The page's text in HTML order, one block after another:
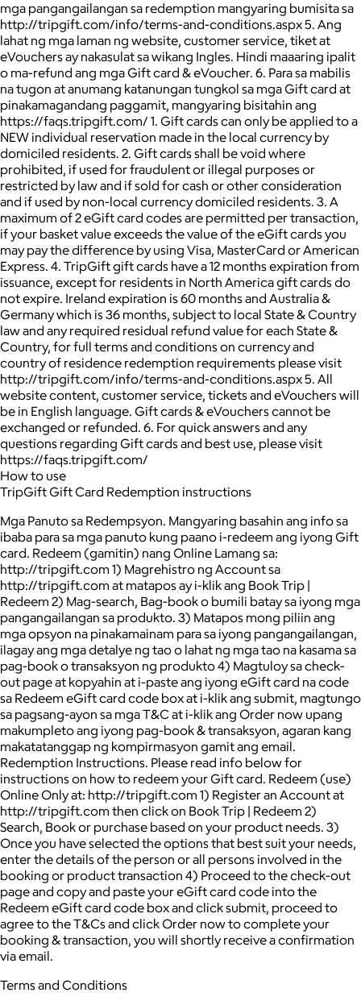
mga pangangailangan sa redemption mangyaring bumisita sa
http://tripgift.com/info/terms-and-conditions.aspx 5. Ang
lahat ng mga laman ng website, customer service, tiket at
eVouchers ay nakasulat sa wikang Ingles. Hindi maaaring ipalit
o ma-refund ang mga Gift card & eVoucher. 6. Para sa mabilis
na tugon at anumang katanungan tungkol sa mga Gift card at
pinakamagandang paggamit, mangyaring bisitahin ang
https://faqs.tripgift.com/ 1. Gift cards can only be applied to a
NEW individual reservation made in the local currency by
domiciled residents. 2. Gift cards shall be void where
prohibited, if used for fraudulent or illegal purposes or
restricted by law and if sold for cash or other consideration
and if used by non-local currency domiciled residents. 3. A
maximum of 2 eGift card codes are permitted per transaction,
if your basket value exceeds the value of the eGift cards you
may pay the difference by using Visa, MasterCard or American
Express. 4. TripGift gift cards have a 12 months expiration from
issuance, except for residents in North America gift cards do
not expire. Ireland expiration is 60 months and Australia &
Germany which is 36 months, subject to local State & Country
law and any required residual refund value for each State &
Country, for full terms and conditions on currency and
country of residence redemption requirements please visit
http://tripgift.com/info/terms-and-conditions.aspx 5. All
website content, customer service, tickets and eVouchers will
be in English language. Gift cards & eVouchers cannot be
exchanged or refunded. 6. For quick answers and any
questions regarding Gift cards and best use, please visit
https://faqs.tripgift.com/
How to use
TripGift Gift Card Redemption instructions
Mga Panuto sa Redempsyon. Mangyaring basahin ang info sa
ibaba para sa mga panuto kung paano i-redeem ang iyong Gift
card. Redeem (gamitin) nang Online Lamang sa:
http://tripgift.com 1) Magrehistro ng Account sa
http://tripgift.com at matapos ay i-klik ang Book Trip |
Redeem 2) Mag-search, Bag-book o bumili batay sa iyong mga
pangangailangan sa produkto. 3) Matapos mong piliin ang
mga opsyon na pinakamainam para sa iyong pangangailangan,
ilagay ang mga detalye ng tao o lahat ng mga tao na kasama sa
pag-book o transaksyon ng produkto 4) Magtuloy sa check-
out page at kopyahin at i-paste ang iyong eGift card na code
sa Redeem eGift card code box at i-klik ang submit, magtungo
sa pagsang-ayon sa mga T&C at i-klik ang Order now upang
makumpleto ang iyong pag-book & transaksyon, agaran kang
makatatanggap ng kompirmasyon gamit ang email.
Redemption Instructions. Please read info below for
instructions on how to redeem your Gift card. Redeem (use)
Online Only at: http://tripgift.com 1) Register an Account at
http://tripgift.com then click on Book Trip | Redeem 2)
Search, Book or purchase based on your product needs. 3)
Once you have selected the options that best suit your needs,
enter the details of the person or all persons involved in the
booking or product transaction 4) Proceed to the check-out
page and copy and paste your eGift card code into the
Redeem eGift card code box and click submit, proceed to
agree to the T&Cs and click Order now to complete your
booking & transaction, you will shortly receive a confirmation
via email.
Terms and Conditions